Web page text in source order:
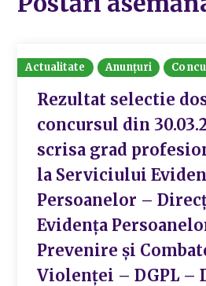
Actualitate Anunțuri
Rezultat selectie
concursul din
scrisa grad
la Serviciului
Persoanelor –
Evidența
Prevenire și
Violenței – DGPL –